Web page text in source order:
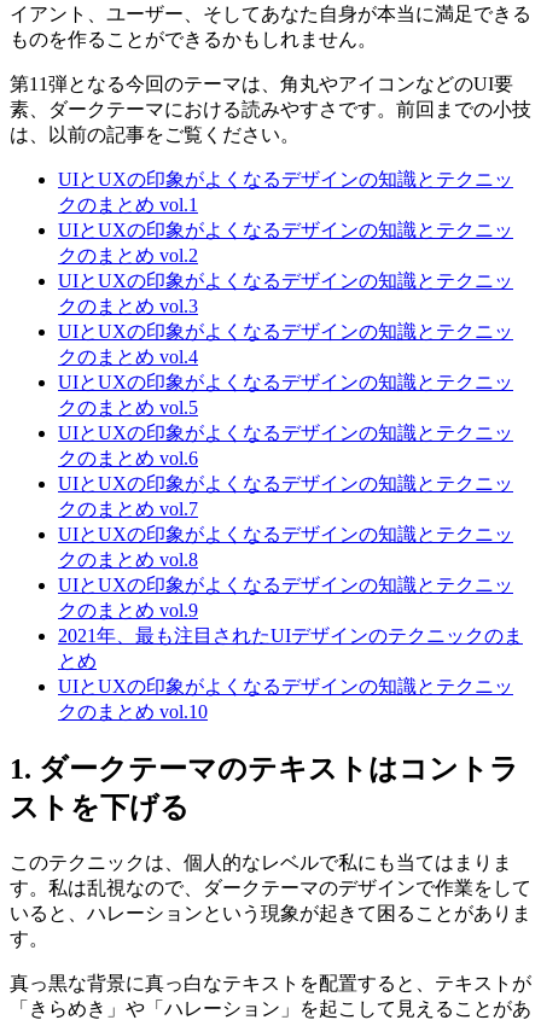
イアント、ユーザー、そしてあなた自身が本当に満足できる
ものを作ることができるかもしれません。
第11弾となる今回のテーマは、 角丸やアイコンなどのUI要
素、ダークテーマにおける読みやすさ です。前回までの小技
は、以前の記事をご覧ください。
UIとUXの印象がよくなるデザインの知識とテクニッ
クのまとめ vol.1
UIとUXの印象がよくなるデザインの知識とテクニッ
クのまとめ vol.2
UIとUXの印象がよくなるデザインの知識とテクニッ
クのまとめ vol.3
UIとUXの印象がよくなるデザインの知識とテクニッ
クのまとめ vol.4
UIとUXの印象がよくなるデザインの知識とテクニッ
クのまとめ vol.5
UIとUXの印象がよくなるデザインの知識とテクニッ
クのまとめ vol.6
UIとUXの印象がよくなるデザインの知識とテクニッ
クのまとめ vol.7
UIとUXの印象がよくなるデザインの知識とテクニッ
クのまとめ vol.8
UIとUXの印象がよくなるデザインの知識とテクニッ
クのまとめ vol.9
2021年、最も注目されたUIデザインのテクニックのま
とめ
UIとUXの印象がよくなるデザインの知識とテクニッ
クのまとめ vol.10
1. ダークテーマのテキストはコントラ
ストを下げる
このテクニックは、個人的なレベルで私にも当てはまりま
す。私は乱視なので、ダークテーマのデザインで作業をして
いると、ハレーションという現象が起きて困ることがありま
す。
真っ黒な背景に真っ白なテキストを配置すると、テキストが
「きらめき」や「ハレーション」を起こして見えることがあ